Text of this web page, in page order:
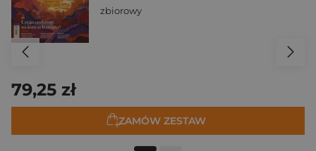
zbiorowy
79,25 zł
ZAMÓW ZESTAW